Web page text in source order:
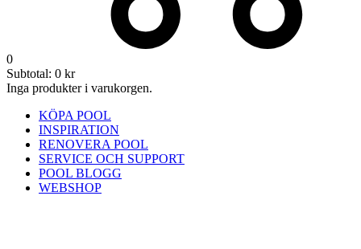
0
Subtotal: 0 kr
Inga produkter i varukorgen.
KÖPA POOL
INSPIRATION
RENOVERA POOL
SERVICE OCH SUPPORT
POOL BLOGG
WEBSHOP